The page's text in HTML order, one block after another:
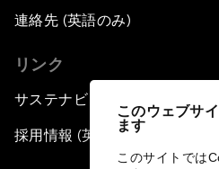
このウェブサ
ます
このサイトでは
連絡先 (英語のみ)
リンク
サステナビリティへの取り組み
採用情報 (英語のみ)